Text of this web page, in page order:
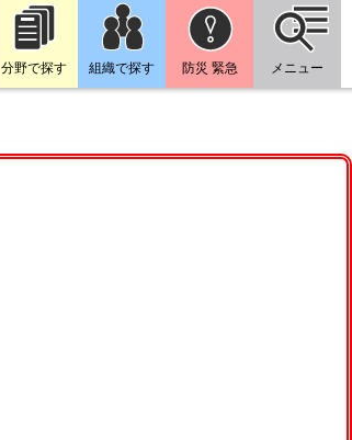
分野で探す 組織で探す 防災 緊急 メニュー